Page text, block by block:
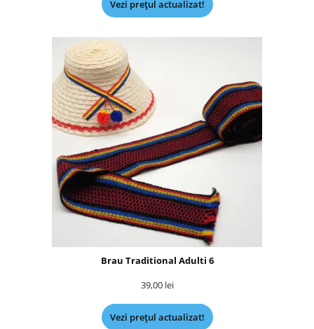
Vezi prețul actualizat!
Brau Traditional Adulti 6
39,00 lei
Vezi prețul actualizat!